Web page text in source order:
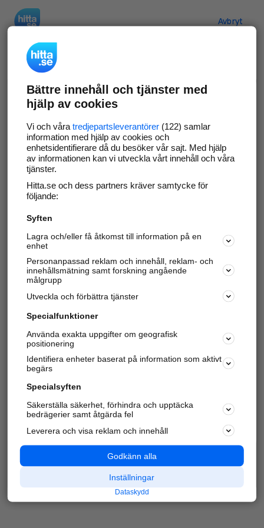
Avbryt
Verifiera ditt företag
Gör som 69 574företag
företagssida på hitta.se och syns bättre mot
kunder i ditt närområde. Helt kostnadsfritt.
Uppdatera din företagsinformation
Svara på och hantera dina omdömen
Har du redan verifierat ditt företag? Logga in
Varje vecka besöker du och4 miljoner
andra
härliga användare oss för att hitta rätt lokal
information om företag, privatpersoner och
platser.
Bättre innehåll och tjänster med
hjälp av cookies
Vi och våra tredjepartsleverantörer(122) samlar
information med hjälp av cookies och
enhetsidentifierare då du besöker vår sajt. Med hjälp
av informationen kan vi utveckla vårt innehåll och våra
tjänster.
Hitta.se och dess partners kräver samtycke för
följande:
Syften
Lagra och/eller få åtkomst till information på en
enhet
Personanpassad reklam och innehåll, reklam- och
innehållsmätning samt forskning angående
målgrupp
Utveckla och förbättra tjänster
Specialfunktioner
Använda exakta uppgifter om geografisk
positionering
Identifiera enheter baserat på information som aktivt
begärs
Specialsyften
Säkerställa säkerhet, förhindra och upptäcka
bedrägerier samt åtgärda fel
Leverera och visa reklam och innehåll
Godkänn alla
Inställningar
Dataskydd